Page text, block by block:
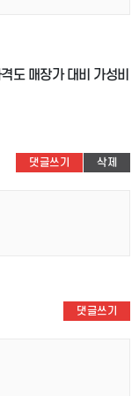
도 매장가 대비 가성비
댓글쓰기 삭제
댓글쓰기